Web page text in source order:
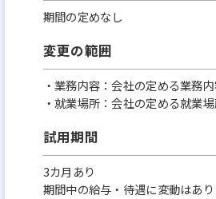
期間の定めなし
変更の範囲
・業務内容：会社の定める業務
・就業場所：会社の定める就業
試用期間
3カ月あり
期間中の給与・待遇に変動はあり